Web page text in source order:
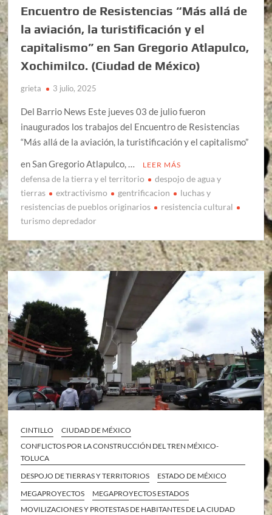
Encuentro de Resistencias “Más allá de
la aviación, la turistificación y el
capitalismo” en San Gregorio Atlapulco,
Xochimilco. (Ciudad de México)
grieta 3 julio, 2025
Del Barrio News Este jueves 03 de julio fueron
inaugurados los trabajos del Encuentro de Resistencias
“Más allá de la aviación, la turistificación y el capitalismo”
en San Gregorio Atlapulco, …
LEER MÁS
defensa de la tierra y el territorio
despojo de agua y
tierras
extractivismo gentrificacion
luchas y
resistencias de pueblos originarios
resistencia cultural
turismo depredador
CINTILLO
CIUDAD DE MÉXICO
CONFLICTOS POR LA CONSTRUCCIÓN DEL TREN MÉXICO-
TOLUCA
DESPOJO DE TIERRAS Y TERRITORIOS
ESTADO DE MÉXICO
MEGAPROYECTOS
MEGAPROYECTOS ESTADOS
MOVILIZACIONES Y PROTESTAS DE HABITANTES DE LA CIUDAD